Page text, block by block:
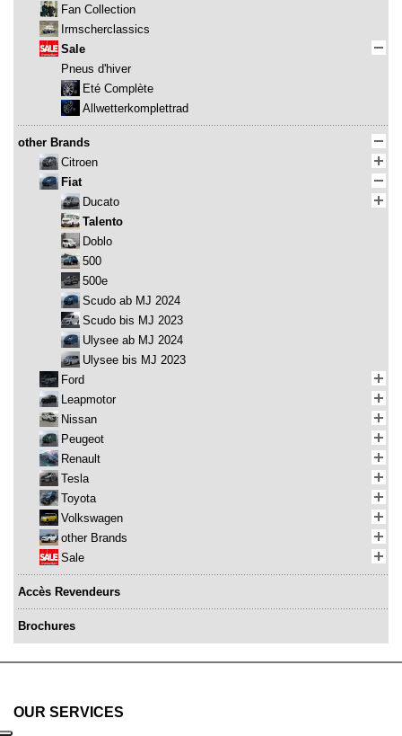
Fan Collection
Irmscherclassics
Sale
Pneus d'hiver
Eté Complète
Allwetterkomplettrad
other Brands
Citroen
Fiat
Ducato
Talento
Doblo
500
500e
Scudo ab MJ 2024
Scudo bis MJ 2023
Ulysee ab MJ 2024
Ulysee bis MJ 2023
Ford
Leapmotor
Nissan
Peugeot
Renault
Tesla
Toyota
Volkswagen
other Brands
Sale
Accès Revendeurs
Brochures
OUR SERVICES